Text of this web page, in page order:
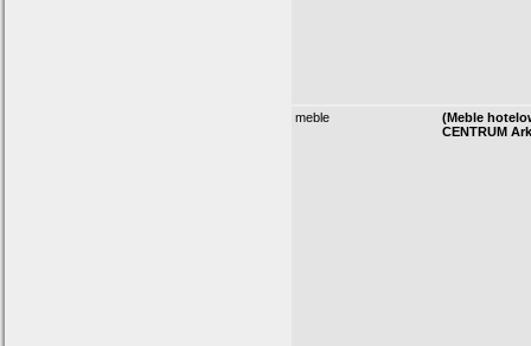
meble
(Meble
CENTRUM